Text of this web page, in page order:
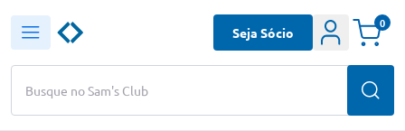
Busque no Sam's Club
Seja Sócio
0